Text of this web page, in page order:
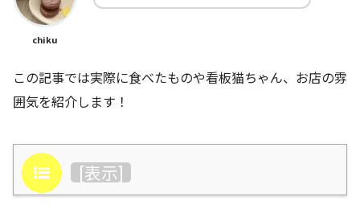
chiku
この記事では実際に食べたものや看板猫ちゃん、お店の雰
囲気を紹介します！
目次 [表示]